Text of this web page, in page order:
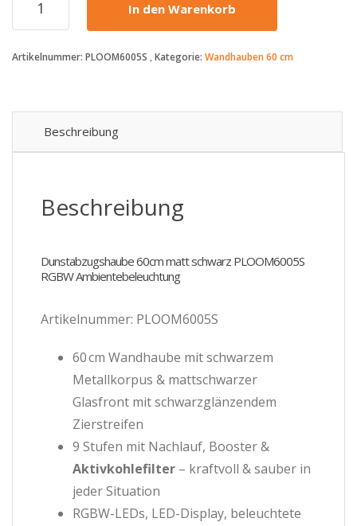
Kolbe
-
-
matt
schwarz
In den Warenkorb
Artikelnummer: PLOOM6005S Kategorie: Wandhauben 60 cm
Beschreibung
Beschreibung
Dunstabzugshaube 60cm matt schwarz PLOOM6005S
RGBW Ambientebeleuchtung
Artikelnummer: PLOOM6005S
60 cm Wandhaube mit schwarzem
Metallkorpus & mattschwarzer
Glasfront mit schwarzglänzendem
Zierstreifen
9 Stufen mit Nachlauf, Booster &
Aktivkohlefilter – kraftvoll & sauber in
jeder Situation
RGBW-LEDs, LED-Display, beleuchtete